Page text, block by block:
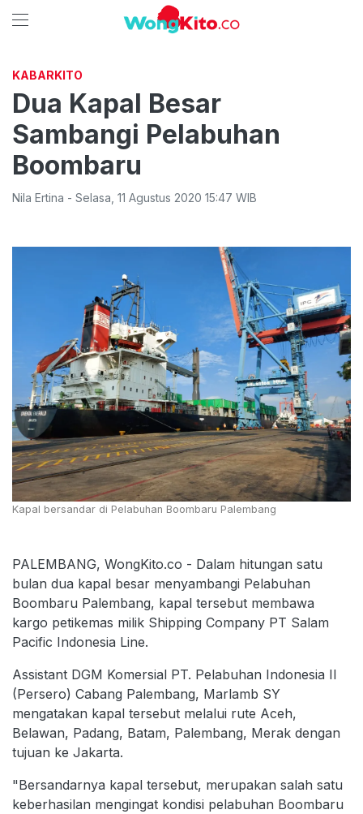
KABARKITO
Dua Kapal Besar
Sambangi Pelabuhan
Boombaru
Nila Ertina - Selasa 11 Agustus 2020 15:47 WIB
Kapal bersandar di Pelabuhan Boombaru Palembang
PALEMBANG, WongKito.co - Dalam hitungan satu
bulan dua kapal besar menyambangi Pelabuhan
Boombaru Palembang, kapal tersebut membawa
kargo petikemas milik Shipping Company PT Salam
Pacific Indonesia Line.
Assistant DGM Komersial PT. Pelabuhan Indonesia II
(Persero) Cabang Palembang, Marlamb SY
mengatakan kapal tersebut melalui rute Aceh,
Belawan, Padang, Batam, Palembang, Merak dengan
tujuan ke Jakarta.
"Bersandarnya kapal tersebut, merupakan salah satu
keberhasilan mengingat kondisi pelabuhan Boombaru